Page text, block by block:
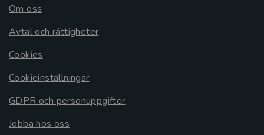
Om oss
Avtal och rättigheter
Cookies
Cookieinställningar
GDPR och personuppgifter
Jobba hos oss